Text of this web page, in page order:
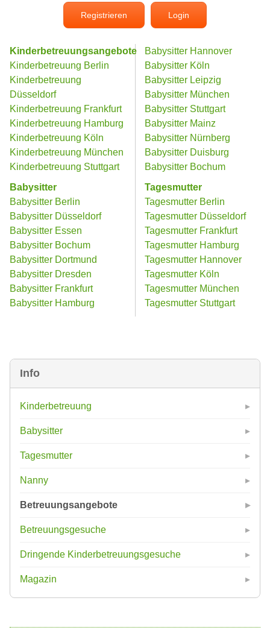
Info
Kinderbetreuung
Babysitter
Tagesmutter
Nanny
Betreuungsangebote
Betreuungsgesuche
Dringende Kinderbetreuungsgesuche
Magazin
Registrieren Login
Kinderbetreuungsangebote
Kinderbetreuung Berlin
Kinderbetreuung
Düsseldorf
Kinderbetreuung Frankfurt
Kinderbetreuung Hamburg
Kinderbetreuung Köln
Kinderbetreuung München
Kinderbetreuung Stuttgart
Babysitter
Babysitter Berlin
Babysitter Düsseldorf
Babysitter Essen
Babysitter Bochum
Babysitter Dortmund
Babysitter Dresden
Babysitter Frankfurt
Babysitter Hamburg
Babysitter Hannover
Babysitter Köln
Babysitter Leipzig
Babysitter München
Babysitter Stuttgart
Babysitter Mainz
Babysitter Nürnberg
Babysitter Duisburg
Babysitter Bochum
Tagesmutter
Tagesmutter Berlin
Tagesmutter Düsseldorf
Tagesmutter Frankfurt
Tagesmutter Hamburg
Tagesmutter Hannover
Tagesmutter Köln
Tagesmutter München
Tagesmutter Stuttgart